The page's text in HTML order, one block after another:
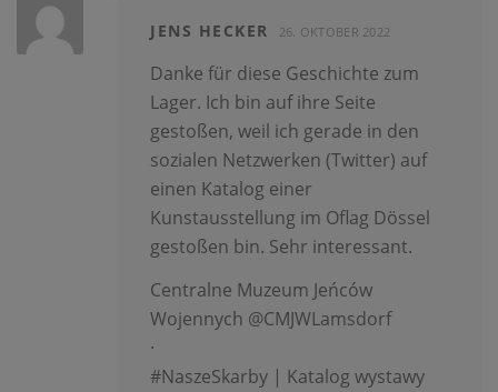
JENS HECKER 26. OKTOBER 2022
Danke für diese Geschichte zum
Lager. Ich bin auf ihre Seite
gestoßen, weil ich gerade in den
sozialen Netzwerken (Twitter) auf
einen Katalog einer
Kunstausstellung im Oflag Dössel
gestoßen bin. Sehr interessant.
Centralne Muzeum Jeńców
Wojennych @CMJWLamsdorf
·
#NaszeSkarby | Katalog wystawy